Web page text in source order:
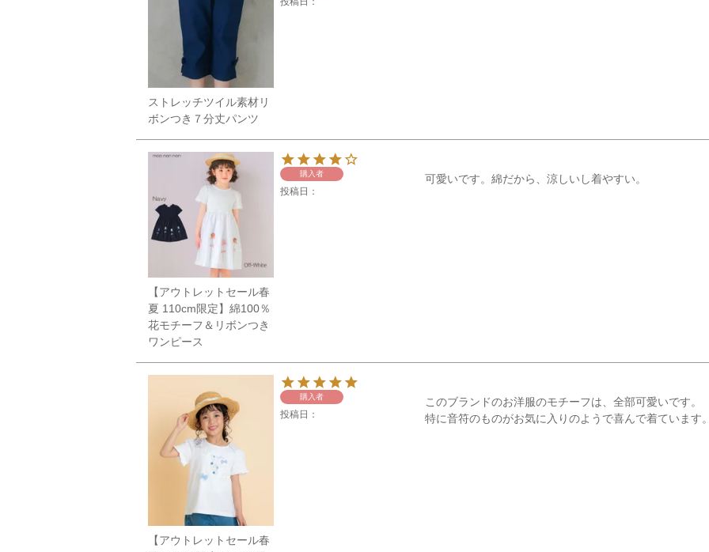
ストレッチツイル素材リ
ボンつき７分丈パンツ
【アウトレットセール春
夏 110cm限定】綿100％
花モチーフ＆リボンつき
ワンピース
購入者
投稿日
可愛いです。綿だから、涼しいし着やすい。
【アウトレットセール春
購入者
投稿日
このブランドのお洋服のモチーフは、全部可愛いです。
特に音符のものがお気に入りのようで喜んで着ています。